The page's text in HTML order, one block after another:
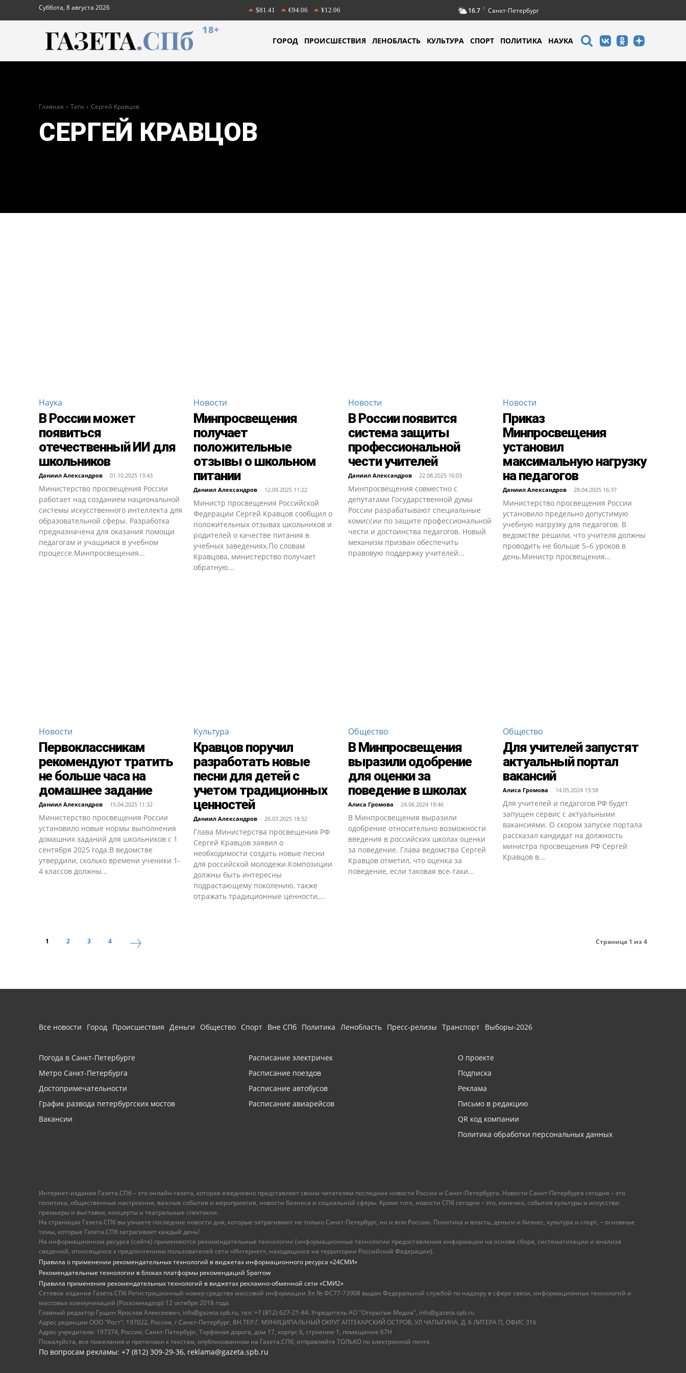
Суббота, 8 августа 2026 $81.41 €94.06 ¥12.06 16.7 C Санкт-Петербург
18+
ГОРОД ПРОИСШЕСТВИЯ ЛЕНОБЛАСТЬ КУЛЬТУРА СПОРТ ПОЛИТИКА НАУКА
Главная Теги Сергей Кравцов
СЕРГЕЙ КРАВЦОВ
Наука
В России может
появиться
отечественный ИИ для
школьников
Даниил Александров - 01.10.2025 13:43
Министерство просвещения России
работает над созданием национальной
системы искусственного интеллекта для
образовательной сферы. Разработка
предназначена для оказания помощи
педагогам и учащимся в учебном
процессе.Минпросвещения...
Новости
Минпросвещения
получает
положительные
отзывы о школьном
питании
Даниил Александров - 12.09.2025 11:22
Министр просвещения Российской
Федерации Сергей Кравцов сообщил о
положительных отзывах школьников и
родителей о качестве питания в
учебных заведениях.По словам
Кравцова, министерство получает
обратную...
Новости
В России появится
система защиты
профессиональной
чести учителей
Даниил Александров - 22.08.2025 16:03
Минпросвещения совместно с
депутатами Государственной думы
России разрабатывают специальные
комиссии по защите профессиональной
чести и достоинства педагогов. Новый
механизм призван обеспечить
правовую поддержку учителей...
Новости
Приказ
Минпросвещения
установил
максимальную нагрузку
на педагогов
Даниил Александров - 28.04.2025 16:37
Министерство просвещения России
установило предельно допустимую
учебную нагрузку для педагогов. В
ведомстве решили, что учителя должны
проводить не больше 5–6 уроков в
день.Министр просвещения...
Новости
Первоклассникам
рекомендуют тратить
не больше часа на
домашнее задание
Даниил Александров - 15.04.2025 11:32
Министерство просвещения России
установило новые нормы выполнения
домашних заданий для школьников с 1
сентября 2025 года.В ведомстве
утвердили, сколько времени ученики 1-
4 классов должны...
Культура
Кравцов поручил
разработать новые
песни для детей с
учетом традиционных
ценностей
Даниил Александров - 26.03.2025 18:52
Глава Министерства просвещения РФ
Сергей Кравцов заявил о
необходимости создать новые песни
для российской молодежи.Композиции
должны быть интересны
подрастающему поколению, также
отражать традиционные ценности,...
Общество
В Минпросвещения
выразили одобрение
для оценки за
поведение в школах
Алиса Громова - 24.06.2024 19:46
В Минпросвещения выразили
одобрение относительно возможности
введения в российских школах оценки
за поведение. Глава ведомства Сергeй
Кравцов отметил, что оценка за
поведение, если таковая все-таки...
Общество
Для учителей запустят
актуальный портал
вакансий
Алиса Громова - 14.05.2024 13:58
Для учителей и педагогов РФ будет
запущен сервис с актуальными
вакансиями. О скором запуске портала
рассказал кандидат на должность
министра просвещения РФ Сергeй
Кравцов в...
1 2 3 4 Страница 1 из 4
Все новости Город Происшествия Деньги Общество Спорт Вне СПб Политика Ленобласть Пресс-релизы Транспорт Выборы-2026
Погода в Санкт-Петербурге
Метро Санкт-Петербурга
Достопримечательности
График развода петербургских мостов
Вакансии
Расписание электричек
Расписание поездов
Расписание автобусов
Расписание авиарейсов
О проекте
Подписка
Реклама
Письмо в редакцию
QR код компании
Политика обработки персональных данных
Интернет-издание Газета.СПб – это онлайн-газета, которая ежедневно представляет своим читателям последние новости России и Санкт-Петербурга. Новости Санкт-Петербурга сегодня – это
политика, общественные настроения, важные события и мероприятия, новости бизнеса и социальной сферы. Кроме того, новости СПб сегодня – это, конечно, события культуры и искусства:
премьеры и выставки, концерты и театральные спектакли.
На страницах Газета.СПб вы узнаете последние новости дня, которые затрагивают не только Санкт-Петербург, но и всю Россию. Политика и власть, деньги и бизнес, культура и спорт, – основные
темы, которые Газета.СПб затрагивает каждый день!
На информационном ресурсе (сайте) применяются рекомендательные технологии (информационные технологии предоставления информации на основе сбора, систематизации и анализа
сведений, относящихся к предпочтениям пользователей сети «Интернет», находящихся на территории Российской Федерации).
Правила о применении рекомендательных технологий в виджетах информационного ресурса «24СМИ»
Рекомендательные технологии в блоках платформы рекомендаций Sparrow
Правила применения рекомендательных технологий в виджетах рекламно-обменной сети «СМИ2»
Сетевое издание Газета.СПб Регистрационный номер средства массовой информации Эл № ФС77-73908 выдан Федеральной службой по надзору в сфере связи, информационных технологий и
массовых коммуникаций (Роскомнадзор) 12 октября 2018 года.
Главный редактор Гущин Ярослав Алексеевич, info@gazeta.spb.ru, тел: +7 (812) 627-21-84. Учредитель АО "Открытые Медиа", info@gazeta.spb.ru
Адрес редакции ООО "Рост": 197022, Россия, г.Санкт-Петербург, ВН.ТЕР.Г. МУНИЦИПАЛЬНЫЙ ОКРУГ АПТЕКАРСКИЙ ОСТРОВ, УЛ ЧАПЫГИНА, Д. 6 ЛИТЕРА П, ОФИС 316
Адрес учредителя: 197374, Россия, Санкт-Петербург, Торфяная дорога, дом 17, корпус 6, строение 1, помещение 67Н
Пожалуйста, все пожелания и претензии к текстам, опубликованном на Газета.СПб, отправляйте ТОЛЬКО по электронной почте.
По вопросам рекламы: +7 (812) 309-29-36, reklama@gazeta.spb.ru